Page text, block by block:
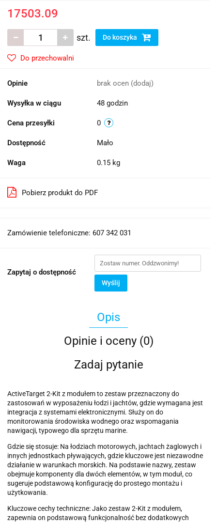
17503.09
szt. Do koszyka
Do przechowalni
Opinie brak ocen (dodaj)
Wysyłka w ciągu 48 godzin
Cena przesyłki 0
Dostępność Mało
Waga 0.15 kg
Pobierz produkt do PDF
Zamówienie telefoniczne: 607 342 031
Zapytaj o dostępność
Wyślij
Opis
Opinie i oceny (0)
Zadaj pytanie
ActiveTarget 2-Kit z modułem to zestaw przeznaczony do
zastosowań w wyposażeniu łodzi i jachtów, gdzie wymagana jest
integracja z systemami elektronicznymi. Służy on do
monitorowania środowiska wodnego oraz wspomagania
nawigacji, typowego dla sprzętu marine.
Gdzie się stosuje: Na łodziach motorowych, jachtach żaglowych i
innych jednostkach pływających, gdzie kluczowe jest niezawodne
działanie w warunkach morskich. Na podstawie nazwy, zestaw
obejmuje komponenty dla dwóch elementów, w tym moduł, co
sugeruje podstawową konfigurację do prostego montażu i
użytkowania.
Kluczowe cechy techniczne: Jako zestaw 2-Kit z modułem,
zapewnia on podstawową funkcjonalność bez dodatkowych